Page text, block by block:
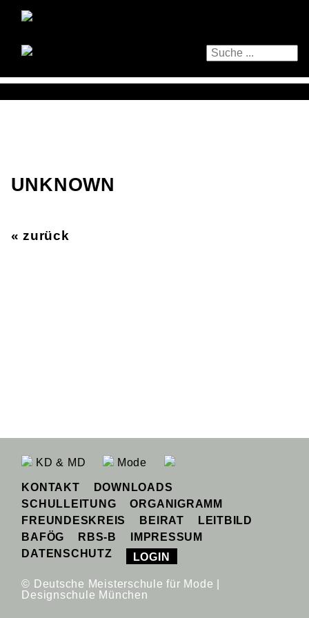
UNKNOWN
« zurück
KD & MD Mode
KONTAKT
DOWNLOADS
SCHULLEITUNG
ORGANIGRAMM
FREUNDESKREIS
BEIRAT
LEITBILD
BAFÖG
RBS-B
IMPRESSUM
DATENSCHUTZ
LOGIN
© Deutsche Meisterschule für Mode |
Designschule München